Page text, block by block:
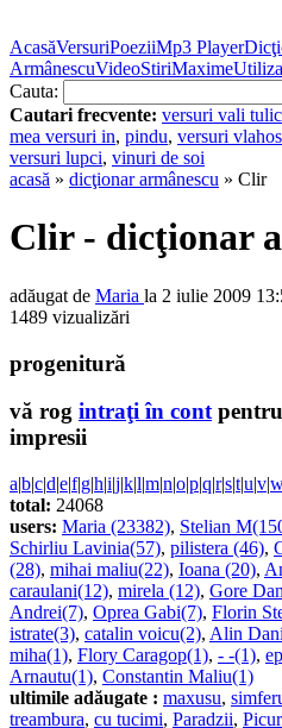
AcasăVersuriPoeziiMp3 Player
ArmânescuVideoStiriMaxime
Cauta:
Cautari frecvente: versuri vali
mea versuri in, pindu, versuri vlahos
versuri lupci, vinuri de soi
acasă » dicţionar armânescu » Clir
Clir - dicţionar
adăugat de Maria la 2 iulie 2009
1489 vizualizări
progenitură
vă rog intraţi în contpentru
impresii
a|b|c|d|e|f|g|h|i|j|k|l|m|n|o|p|q|r|s|t|u|v|
total: 24068
users: Maria (23382), Stelian
Schirliu Lavinia(57), pilistera (46),
(28), mihai maliu(22), Ioana (20),
caraulani(12), mirela (12), Gore
Andrei(7), Oprea Gabi(7), Florin
istrate(3), catalin voicu(2), Alin
miha(1), Flory Caragop(1), - -(1),
Arnautu(1), Constantin Maliu(1)
ultimile adăugate : maxusu,
treambura, cu tucimi, Paradzii,